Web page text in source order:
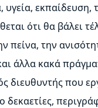
υγεία, εκπαίδευση,
ότι θα βάλει
πείνα, την
άλλα κακά
διευθυντής που
δεκαετίες,